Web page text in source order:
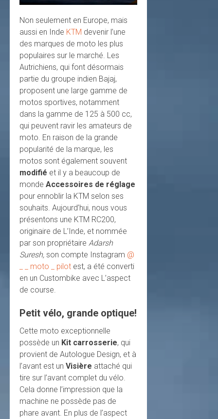
Non seulement en Europe, mais
aussi en Inde KTM devenir l’une
des marques de moto les plus
populaires sur le marché. Les
Autrichiens, qui font désormais
partie du groupe indien Bajaj,
proposent une large gamme de
motos sportives, notamment
dans la gamme de 125 à 500 cc,
qui peuvent ravir les amateurs de
moto. En raison de la grande
popularité de la marque, les
motos sont également souvent
modifié et il y a beaucoup de
monde Accessoires de réglage
pour ennoblir la KTM selon ses
souhaits. Aujourd’hui, nous vous
présentons une KTM RC200,
originaire de L’Inde, et nommée
par son propriétaire Adarsh
Suresh, son compte Instagram @
_ _ moto _ pilot est, a été converti
en un Custombike avec L’aspect
de course.
Petit vélo, grande optique!
Cette moto exceptionnelle
possède un Kit carrosserie, qui
provient de Autologue Design, et à
l’avant est un Visière attaché qui
tire sur l’avant complet du vélo.
Cela donne l’impression que la
machine ne possède pas de
phare avant. En plus de l’aspect